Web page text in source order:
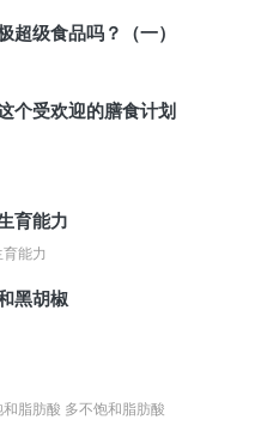
超级食品吗？（一）
个受欢迎的膳食计划
育能力
能力
黑胡椒
脂肪酸 多不饱和脂肪酸